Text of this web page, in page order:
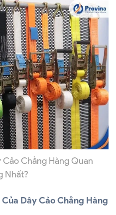
Cảo Chằng Hàng Quan
Nhất?
Dây Cảo Chằng Hàng